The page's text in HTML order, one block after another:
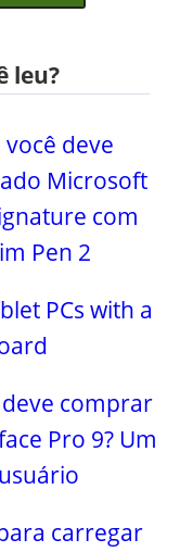
leu?
deve
Microsoft
com
Pen 2
PCs with a
comprar
Pro 9? Um
carregar